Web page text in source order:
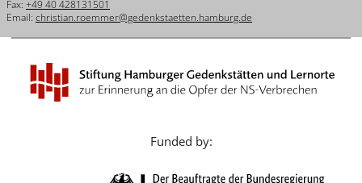
Dansk
Español
Italiano
Nederlands
Fax: +49 40 428131501
Email: christian.roemmer@gedenkstaetten.hamburg.de
Funded by: